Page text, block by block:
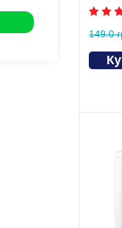
149.0